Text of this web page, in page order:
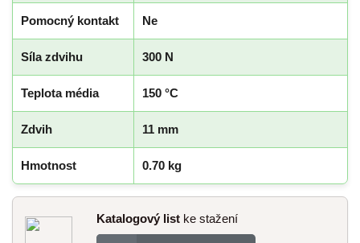
Pomocný kontakt Ne
Síla zdvihu 300 N
Teplota média 150 °C
Zdvih 11 mm
Hmotnost 0.70 kg
Katalogový list ke stažení